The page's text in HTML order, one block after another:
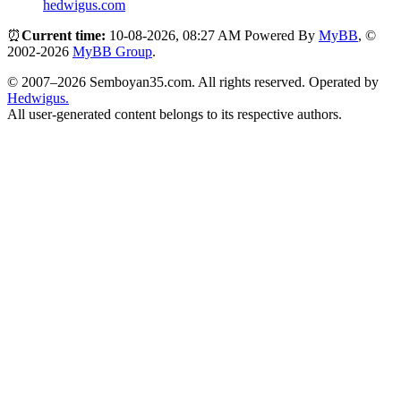
hedwigus.com
⏰Current time: 10-08-2026, 08:27 AM Powered By MyBB, ©
2002-2026 MyBB Group.
© 2007–2026 Semboyan35.com. All rights reserved. Operated by
Hedwigus.
All user-generated content belongs to its respective authors.